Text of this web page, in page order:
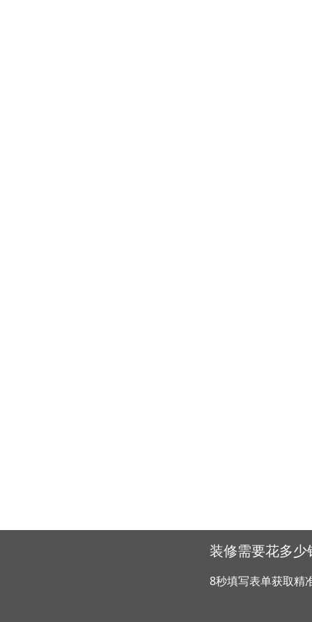
装修需要花多少
8秒填写表单获取精